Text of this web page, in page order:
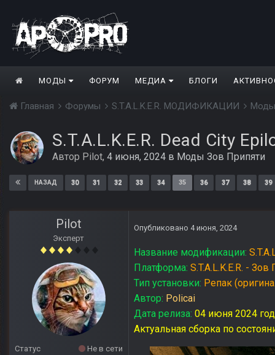
МОДЫ ФОРУМ МЕДИА БЛОГИ
Главная Форумы S.T.A.L.K.E.R. МОДИФИКАЦИИ
S.T.A.L.K.E.R. Dead City
Автор Pilot, 4 июня, 2024 в Моды Зов Припяти
НАЗАД 30 31 32 33 34 35 36 37 38 39
Pilot
Эксперт
Статус
Не в сети
Опубликовано 4 июня, 2024
Название модификации:
Платформа: S.T.A.L.K.E.R. - Зов
Тип установки: Репак
Автор: Policai
Дата релиза: 04 июня 2024
Актуальная сборка по